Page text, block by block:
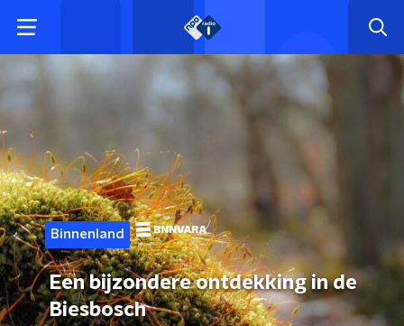
Binnenland
Een bijzondere ontdekking in de
Biesbosch